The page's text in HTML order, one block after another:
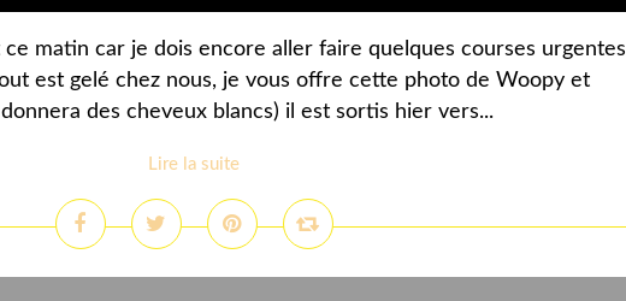
ce matin car je dois encore aller faire quelques courses urgentes
est gelé chez nous, je vous offre cette photo de Woopy et
des cheveux blancs) il est sortis hier vers...
Lire la suite